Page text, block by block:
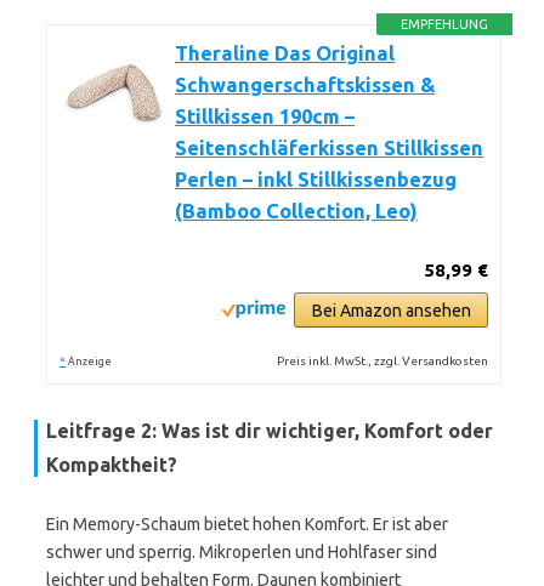
EMPFEHLUNG
Theraline Das Original
Schwangerschaftskissen &
Stillkissen 190cm –
Seitenschläferkissen Stillkissen
Perlen – inkl Stillkissenbezug
(Bamboo Collection, Leo)
58,99 €
Bei Amazon ansehen
* Anzeige Preis inkl. MwSt., zzgl. Versandkosten
Leitfrage 2: Was ist dir wichtiger, Komfort oder
Kompaktheit?
Ein Memory-Schaum bietet hohen Komfort. Er ist aber
schwer und sperrig. Mikroperlen und Hohlfaser sind
leichter und behalten Form. Daunen kombiniert